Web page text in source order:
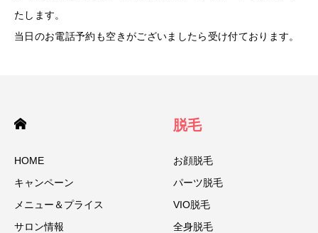
たします。
当日のお電話予約も空きがございましたら受け付ております。
HOME
キャンペーン
メニュー＆プライス
サロン情報
脱毛
お顔脱毛
パーツ脱毛
VIO脱毛
全身脱毛